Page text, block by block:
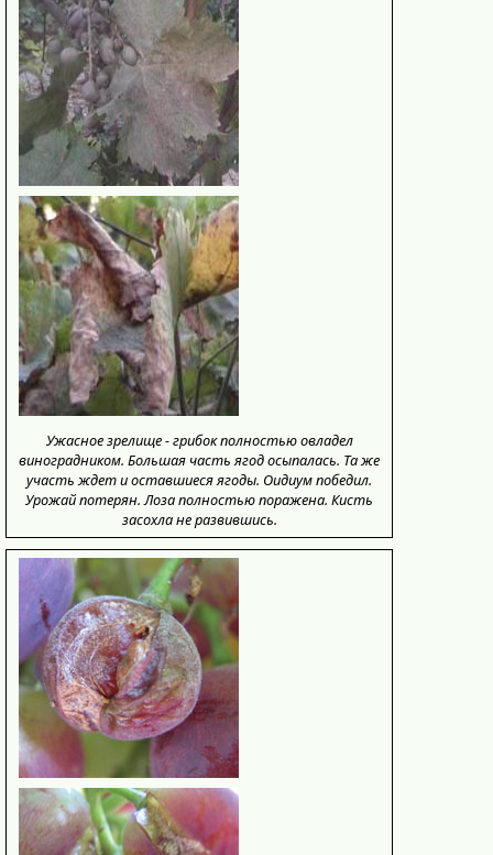
Ужасное зрелище - грибок полностью овладел
виноградником. Большая часть ягод осыпалась. Та же
участь ждет и оставшиеся ягоды. Оидиум победил.
Урожай потерян. Лоза полностью поражена. Кисть
засохла не развившись.